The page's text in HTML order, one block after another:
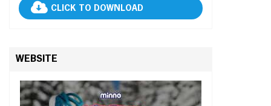
CLICK TO DOWNLOAD
WEBSITE